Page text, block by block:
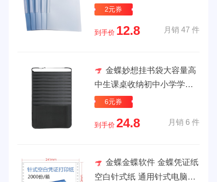
学生用收纳拉杆夹抽杆夹试
WJGL4009
2元券
到手价 12.8 月销 47 件
金蝶妙想挂书袋大容量高
中生课桌收纳初中小学学生
书桌侧边书立挂袋教室书本
14格-带侧边兜|加厚牛津布
6元券
到手价 24.8 月销 6 件
金蝶金蝶软件 金蝶凭证纸
空白针式纸 通用针式电脑打